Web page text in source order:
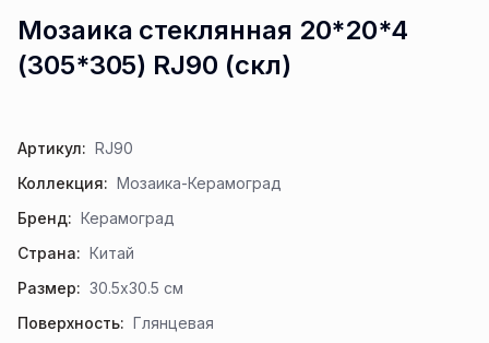
Мозаика стеклянная 20*20*4
(305*305) RJ90 (скл)
Артикул: RJ90
Коллекция: Мозаика-Керамоград
Бренд: Керамоград
Страна: Китай
Размер: 30.5x30.5 см
Поверхность: Глянцевая